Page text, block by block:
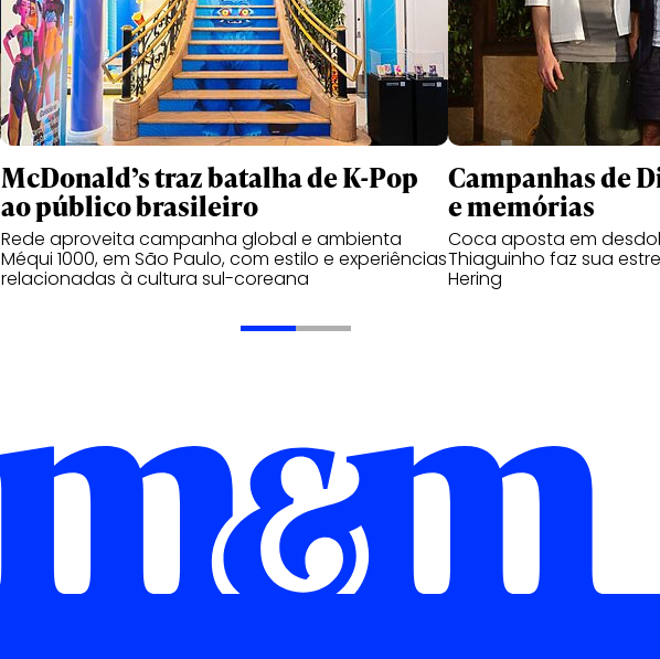
McDonald’s traz batalha de K-Pop
ao público brasileiro
Rede aproveita campanha global e ambienta
Méqui 1000, em São Paulo, com estilo e experiências
relacionadas à cultura sul-coreana
Campanhas de
e memórias
Coca aposta em
Thiaguinho faz sua
Hering